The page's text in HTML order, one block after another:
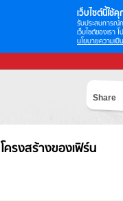
เว็บไซต์นี้ใช้คุ
รับประสบการณ์
เว็บไซต์ของเรา
นโยบายความเป็
Share
โครงสร้างของเฟิร์น